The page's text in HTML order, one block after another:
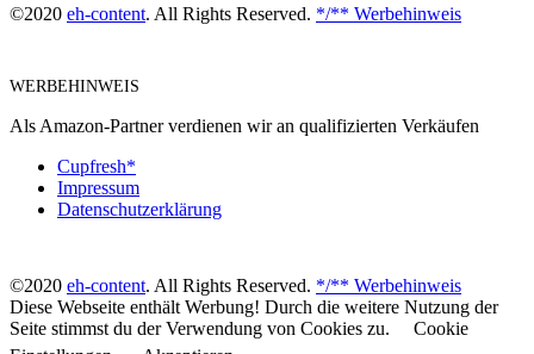
©2020 eh-content. All Rights Reserved. */** Werbehinweis
WERBEHINWEIS
Als Amazon-Partner verdienen wir an qualifizierten Verkäufen
Cupfresh*
Impressum
Datenschutzerklärung
©2020 eh-content. All Rights Reserved. */** Werbehinweis
Diese Webseite enthält Werbung! Durch die weitere Nutzung der
Seite stimmst du der Verwendung von Cookies zu.
Cookie